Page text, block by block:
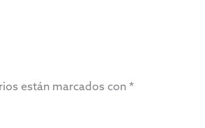
están marcados con *